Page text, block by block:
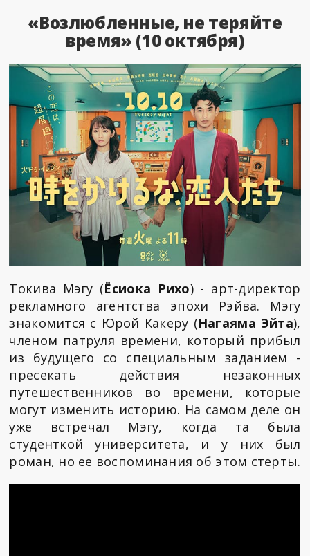
«Возлюбленные, не теряйте
время» (10 октября)
Токива Мэгу (Ёсиока Рихо) - арт-директор
рекламного агентства эпохи Рэйва. Мэгу
знакомится с Юрой Какеру (Нагаяма Эйта),
членом патруля времени, который прибыл
из будущего со специальным заданием -
пресекать действия незаконных
путешественников во времени, которые
могут изменить историю. На самом деле он
уже встречал Мэгу, когда та была
студенткой университета, и у них был
роман, но ее воспоминания об этом стерты.